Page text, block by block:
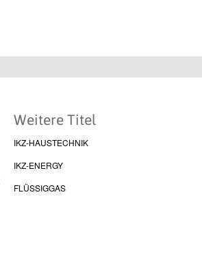
Weitere Titel
IKZ-HAUSTECHNIK
IKZ-ENERGY
FLÜSSIGGAS